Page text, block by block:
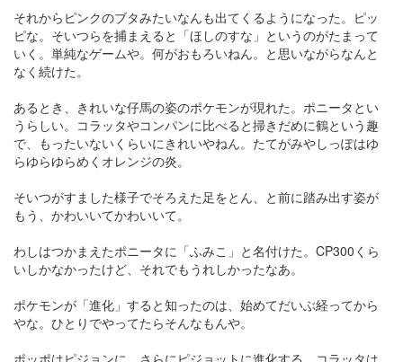
それからピンクのブタみたいなんも出てくるようになった。ピッ
ピな。そいつらを捕まえると「ほしのすな」というのがたまって
いく。単純なゲームや。何がおもろいねん。と思いながらなんと
なく続けた。
あるとき、きれいな仔馬の姿のポケモンが現れた。ポニータとい
うらしい。コラッタやコンパンに比べると掃きだめに鶴という趣
で、もったいないくらいにきれいやねん。たてがみやしっぽはゆ
らゆらゆらめくオレンジの炎。
そいつがすました様子でそろえた足をとん、と前に踏み出す姿が
もう、かわいいてかわいいて。
わしはつかまえたポニータに「ふみこ」と名付けた。CP300くら
いしかなかったけど、それでもうれしかったなあ。
ポケモンが「進化」すると知ったのは、始めてだいぶ経ってから
やな。ひとりでやってたらそんなもんや。
ポッポはピジョンに、さらにピジョットに進化する。コラッタは